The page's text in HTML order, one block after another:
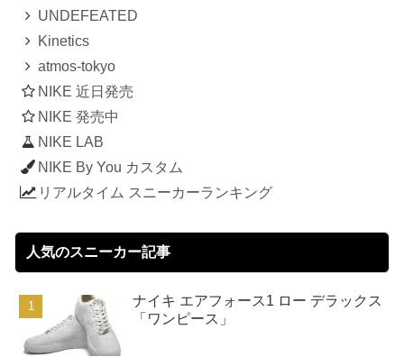
UNDEFEATED
Kinetics
atmos-tokyo
NIKE 近日発売
NIKE 発売中
NIKE LAB
NIKE By You カスタム
リアルタイム スニーカーランキング
人気のスニーカー記事
ナイキ エアフォース1 ロー デラックス
「ワンピース」